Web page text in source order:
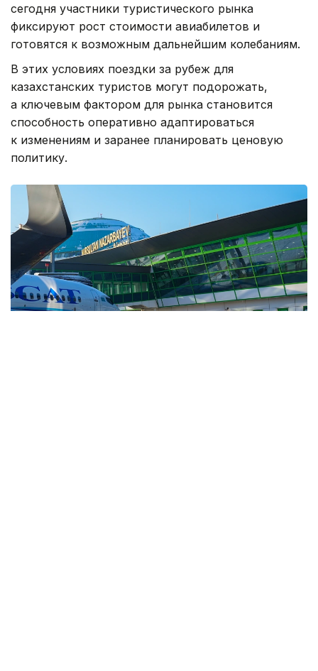
сегодня участники туристического рынка
фиксируют рост стоимости авиабилетов и
готовятся к возможным дальнейшим колебаниям.
В этих условиях поездки за рубеж для
казахстанских туристов могут подорожать,
а ключевым фактором для рынка становится
способность оперативно адаптироваться
к изменениям и заранее планировать ценовую
политику.